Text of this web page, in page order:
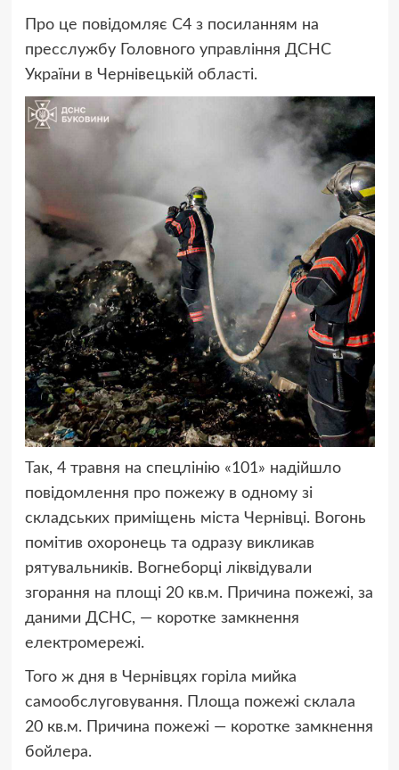
Про це повідомляє С4 з посиланням на
пресслужбу Головного управління ДСНС
України в Чернівецькій області.
Так, 4 травня на спецлінію «101» надійшло
повідомлення про пожежу в одному зі
складських приміщень міста Чернівці. Вогонь
помітив охоронець та одразу викликав
рятувальників. Вогнеборці ліквідували
згорання на площі 20 кв.м. Причина пожежі, за
даними ДСНС, — коротке замкнення
електромережі.
Того ж дня в Чернівцях горіла мийка
самообслуговування. Площа пожежі склала
20 кв.м. Причина пожежі — коротке замкнення
бойлера.